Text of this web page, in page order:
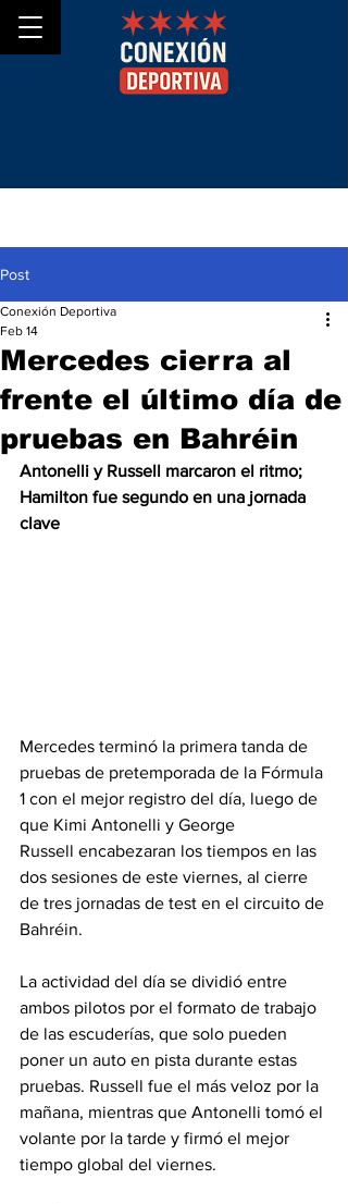
Post
Mercedes cierra al
frente el último día de
pruebas en Bahréin
Conexión Deportiva
Feb 14
Antonelli y Russell marcaron el ritmo;
Hamilton fue segundo en una jornada
clave
Mercedes terminó la primera tanda de
pruebas de pretemporada de la Fórmula
1 con el mejor registro del día, luego de
que Kimi Antonelli y George
Russell encabezaran los tiempos en las
dos sesiones de este viernes, al cierre
de tres jornadas de test en el circuito de
Bahréin.
La actividad del día se dividió entre
ambos pilotos por el formato de trabajo
de las escuderías, que solo pueden
poner un auto en pista durante estas
pruebas. Russell fue el más veloz por la
mañana, mientras que Antonelli tomó el
volante por la tarde y firmó el mejor
tiempo global del viernes.